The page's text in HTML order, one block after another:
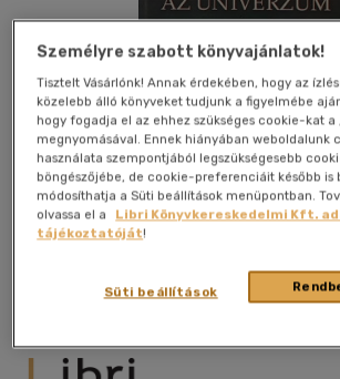
Kívánságlistához adom
Református Kálvin Kiadó|2002|magyar
Személyre szabott könyvajánlatok!
Tisztelt Vásárlónk! Annak érdekében, hogy az
közelebb álló könyveket tudjunk a figyelmébe
hogy fogadja el az ehhez szükséges cookie-kat a
megnyomásával. Ennek hiányában weboldalunk
használata szempontjából legszükségesebb
böngészőjébe, de cookie-preferenciáit később is
módosíthatja a Süti beállítások menüpontban.
olvassa el a
Libri Könyvkereskedelmi Kft.
tájékoztatóját!
Süti beállítások